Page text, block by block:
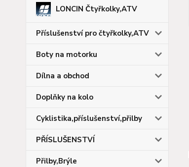
LONCIN Čtyřkolky,ATV
Příslušenství pro čtyřkolky,ATV
Boty na motorku
Dílna a obchod
Doplňky na kolo
Cyklistika,příslušenství,přilby
PŘÍSLUŠENSTVÍ
Přilby,Brýle